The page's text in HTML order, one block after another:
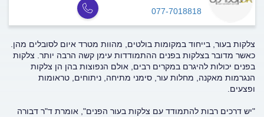
077-7018818
צלקות בעור, בייחוד במקומות בולטים, מהוות מטרד איום לסובלים מהן.
כאשר מדובר בצלקות בפנים ההתמודדות עימן קשה הרבה יותר. צלקות
בפנים יכולות להיגרם במקרים רבים, אולם הנפוצות בהן הן צלקות
הנגרמות מאקנה, מחלות עור, סימני מתיחה, ניתוחים, טראומות
ופצעים.
"יש דרכים רבות להתמודד עם צלקות בעור הפנים", אומרת ד"ר דבורה